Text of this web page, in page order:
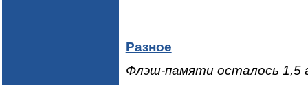
Разное
Флэш-памяти осталось 1,5